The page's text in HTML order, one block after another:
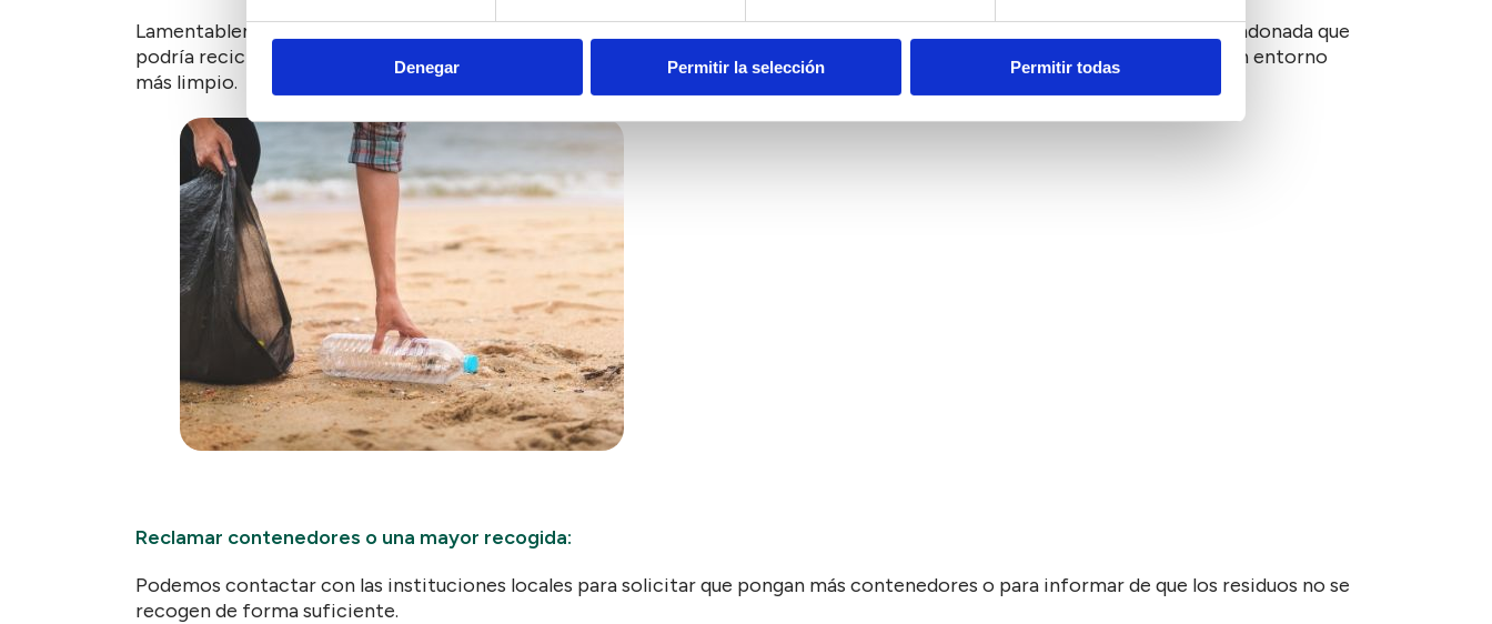
Denegar Permitir la selección Permitir todas
Lamentablemente es común ver en playas, mares, montes y demás espacios naturales donde pasamos el verano basura abandonada que
podría reciclarse. Entre todos podemos ayudar a recoger y reciclar, aunque sea una pequeña cantidad, para que tengamos un entorno
más limpio.
Reclamar contenedores o una mayor recogida:
Podemos contactar con las instituciones locales para solicitar que pongan más contenedores o para informar de que los residuos no se
recogen de forma suficiente.